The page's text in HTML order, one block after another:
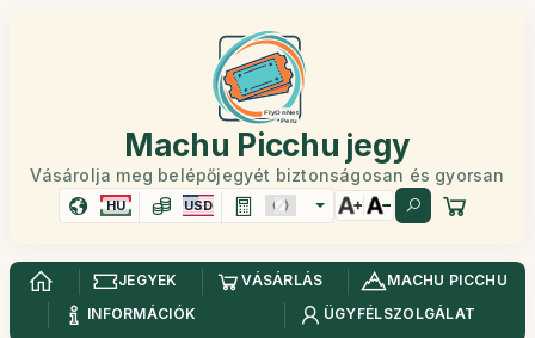
Machu Picchu jegy
Vásárolja meg belépőjegyét biztonságosan és gyorsan
HU USD
JEGYEK VÁSÁRLÁS
MACHU PICCHU
INFORMÁCIÓK
ÜGYFÉLSZOLGÁLAT